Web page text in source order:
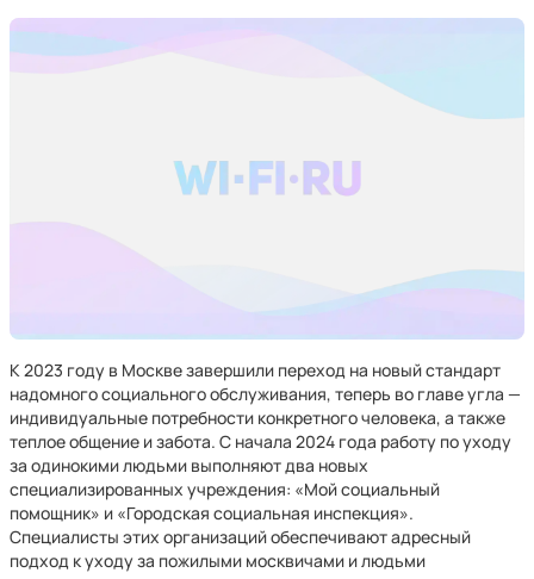
К 2023 году в Москве завершили переход на новый стандарт
надомного социального обслуживания, теперь во главе угла —
индивидуальные потребности конкретного человека, а также
теплое общение и забота. С начала 2024 года работу по уходу
за одинокими людьми выполняют два новых
специализированных учреждения: «Мой социальный
помощник» и «Городская социальная инспекция».
Специалисты этих организаций обеспечивают адресный
подход к уходу за пожилыми москвичами и людьми